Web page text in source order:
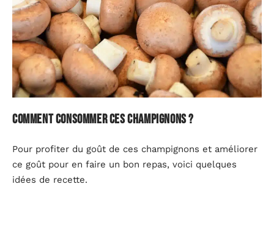
Comment consommer ces champignons ?
Pour profiter du goût de ces champignons et améliorer
ce goût pour en faire un bon repas, voici quelques
idées de recette.